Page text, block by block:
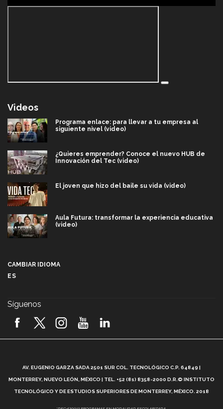
Videos
Programa enlace: para llevar a tu empresa al
siguiente nivel (video)
¿Quieres emprender? Conoce el nuevo HUB de
Innovación del Tec (video)
El joven que hizo del baile su vida (video)
Aula Futura: transformar la experiencia educativa
(video)
2026! (video)
¿Cómo es el Modelo Educativo Tec? (video)
CAMBIAR IDIOMA
ES
Síguenos
AV. EUGENIO GARZA SADA 2501 SUR COL. TECNOLÓGICO C.P. 64849 |
MONTERREY, NUEVO LEÓN, MÉXICO | TEL. +52 (81) 8358-2000 D.R.© INSTITUTO
TECNOLÓGICO Y DE ESTUDIOS SUPERIORES DE MONTERREY, MÉXICO. 2018